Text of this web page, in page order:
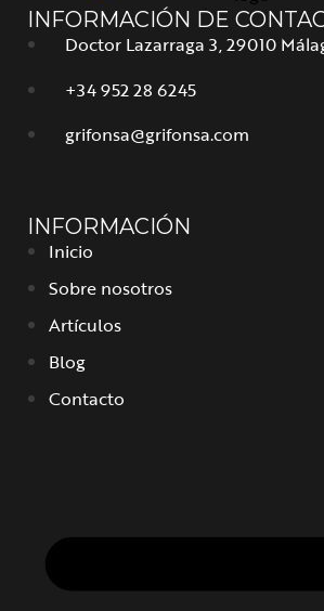
INFORMACIÓN DE
Doctor Lazarraga 3, 29010
+34 952 28 6245
grifonsa@grifonsa.com
INFORMACIÓN
Inicio
Sobre nosotros
Artículos
Blog
Contacto